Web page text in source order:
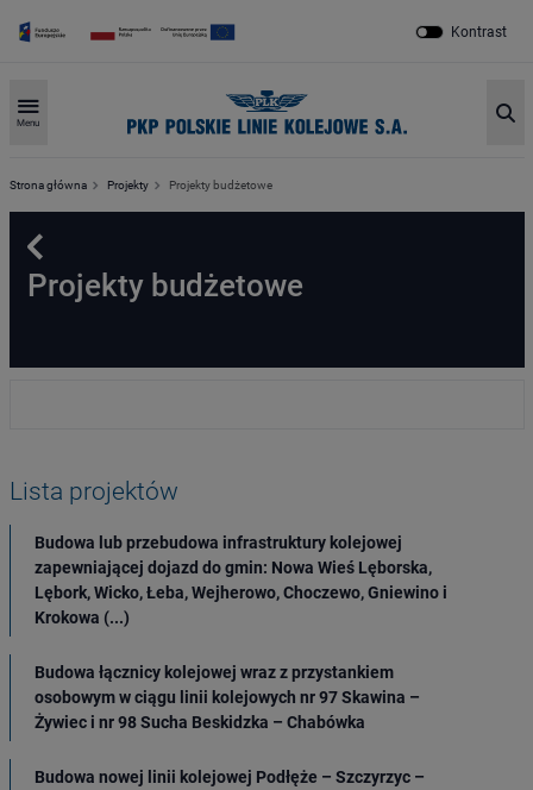
Kontrast
Menu
Strona główna Projekty Projekty budżetowe
Powrót
Projekty budżetowe
Lista projektów
Budowa lub przebudowa infrastruktury kolejowej
zapewniającej dojazd do gmin: Nowa Wieś Lęborska,
Lębork, Wicko, Łeba, Wejherowo, Choczewo, Gniewino i
Krokowa (...)
Budowa łącznicy kolejowej wraz z przystankiem
osobowym w ciągu linii kolejowych nr 97 Skawina –
Żywiec i nr 98 Sucha Beskidzka – Chabówka
Budowa nowej linii kolejowej Podłęże – Szczyrzyc –